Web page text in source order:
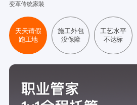
变革传统家装
天天请假
跑工地
施工外包
没保障
工艺水平
不达标